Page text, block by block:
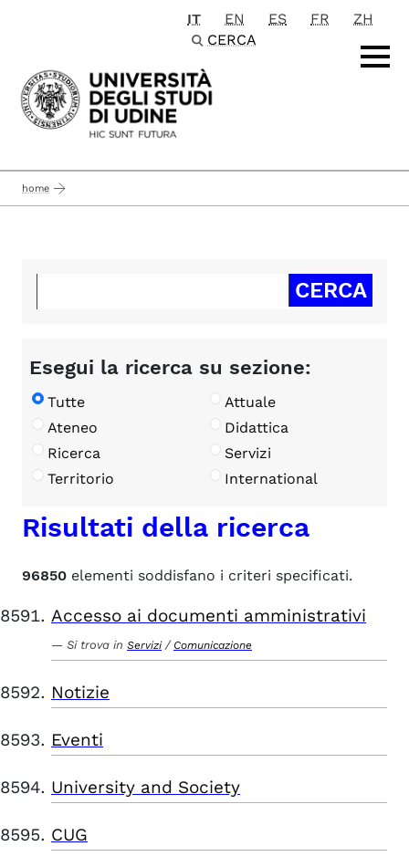
Passa al contenuto principale
IT EN ES FR
ZH
CERCA
home
Esegui la ricerca su sezione:
Tutte
Attuale
Ateneo
Didattica
Ricerca
Servizi
Territorio
International
Risultati della ricerca
96850 elementi soddisfano i criteri specificati.
Accesso ai documenti amministrativi
Si trova in Servizi / Comunicazione
Notizie
Eventi
University and Society
CUG